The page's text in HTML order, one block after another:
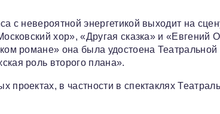
с невероятной энергетикой выходит на
хор», «Другая сказка» и «Евгений
романе» она была удостоена Театральной
роль второго плана».
в частности в спектаклях